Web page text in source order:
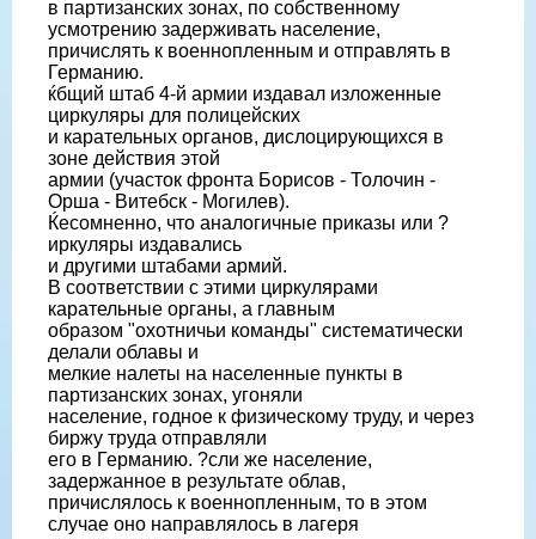
в партизанских зонах, по собственному
усмотрению задерживать население,
причислять к военнопленным и отправлять в
Германию.
ќбщий штаб 4-й армии издавал изложенные
циркуляры для полицейских
и карательных органов, дислоцирующихся в
зоне действия этой
армии (участок фронта Борисов - Толочин -
Орша - Витебск - Могилев).
Ќесомненно, что аналогичные приказы или ?
иркуляры издавались
и другими штабами армий.
В соответствии с этими циркулярами
карательные органы, а главным
образом "охотничьи команды" систематически
делали облавы и
мелкие налеты на населенные пункты в
партизанских зонах, угоняли
население, годное к физическому труду, и через
биржу труда отправляли
его в Германию. ?сли же население,
задержанное в результате облав,
причислялось к военнопленным, то в этом
случае оно направлялось в лагеря